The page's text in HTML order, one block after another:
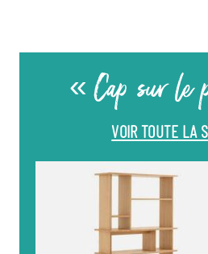
« Cap sur le
VOIR TOUTE LA